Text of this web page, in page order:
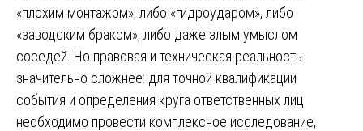
«плохим монтажом», либо «гидроударом», либо
«заводским браком», либо даже злым умыслом
соседей. Но правовая и техническая реальность
значительно сложнее: для точной квалификации
события и определения круга ответственных лиц
необходимо провести комплексное исследование,